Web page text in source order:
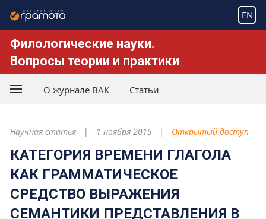
EN
Филологические науки.
Вопросы теории и практики
О журнале ВАК Статьи
Научная статья 1 ноября 2015 Открытый доступ
КАТЕГОРИЯ ВРЕМЕНИ ГЛАГОЛА
КАК ГРАММАТИЧЕСКОЕ
СРЕДСТВО ВЫРАЖЕНИЯ
СЕМАНТИКИ ПРЕДСТАВЛЕНИЯ В